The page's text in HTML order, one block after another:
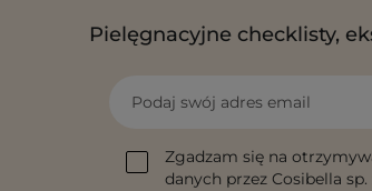
Pielęgnacyjne checklisty,
Podaj swój adres email
Zgadzam się na
danych przez Cosibella